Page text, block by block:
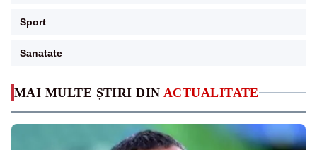
MAI MULTE ȘTIRI DIN ACTUALITATE
Sport
Sanatate